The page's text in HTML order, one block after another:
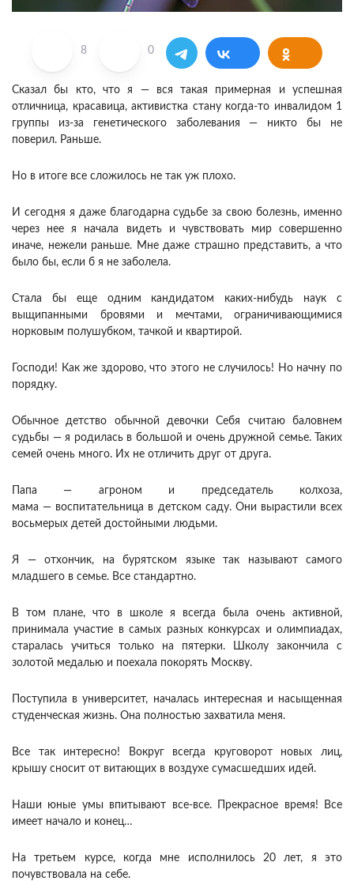
8 0
Сказал бы кто, что я — вся такая примерная и успешная
отличница, красавица, активистка стану когда-то инвалидом 1
группы из-за генетического заболевания — никто бы не
поверил. Раньше.
Но в итоге все сложилось не так уж плохо.
И сегодня я даже благодарна судьбе за свою болезнь, именно
через нее я начала видеть и чувствовать мир совершенно
иначе, нежели раньше. Мне даже страшно представить, а что
было бы, если б я не заболела.
Стала бы еще одним кандидатом каких-нибудь наук с
выщипанными бровями и мечтами, ограничивающимися
норковым полушубком, тачкой и квартирой.
Господи! Как же здорово, что этого не случилось! Но начну по
порядку.
Обычное детство обычной девочки Себя считаю баловнем
судьбы — я родилась в большой и очень дружной семье. Таких
семей очень много. Их не отличить друг от друга.
Папа — агроном и председатель колхоза,
мама — воспитательница в детском саду. Они вырастили всех
восьмерых детей достойными людьми.
Я — отхончик, на бурятском языке так называют самого
младшего в семье. Все стандартно.
В том плане, что в школе я всегда была очень активной,
принимала участие в самых разных конкурсах и олимпиадах,
старалась учиться только на пятерки. Школу закончила с
золотой медалью и поехала покорять Москву.
Поступила в университет, началась интересная и насыщенная
студенческая жизнь. Она полностью захватила меня.
Все так интересно! Вокруг всегда круговорот новых лиц,
крышу сносит от витающих в воздухе сумасшедших идей.
Наши юные умы впитывают все-все. Прекрасное время! Все
имеет начало и конец…
На третьем курсе, когда мне исполнилось 20 лет, я это
почувствовала на себе.